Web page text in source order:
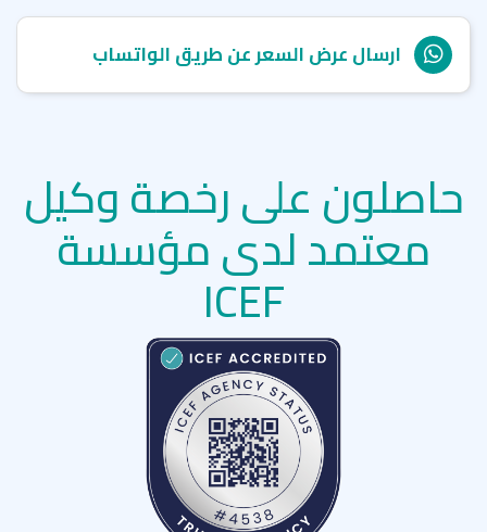
ارسال عرض السعر عن طريق الواتساب
حاصلون على رخصة وكيل
معتمد لدى مؤسسة
ICEF